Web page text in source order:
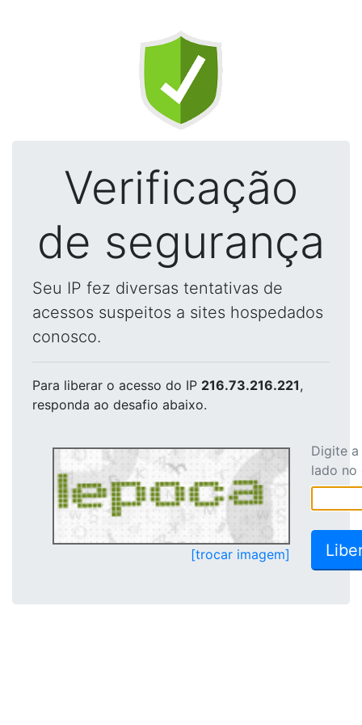
Verificação
de segurança
Seu IP fez diversas tentativas de
acessos suspeitos a sites hospedados
conosco.
Para liberar o acesso do IP 216.73.216.221,
responda ao desafio abaixo.
[trocar imagem]
Digite
lado no